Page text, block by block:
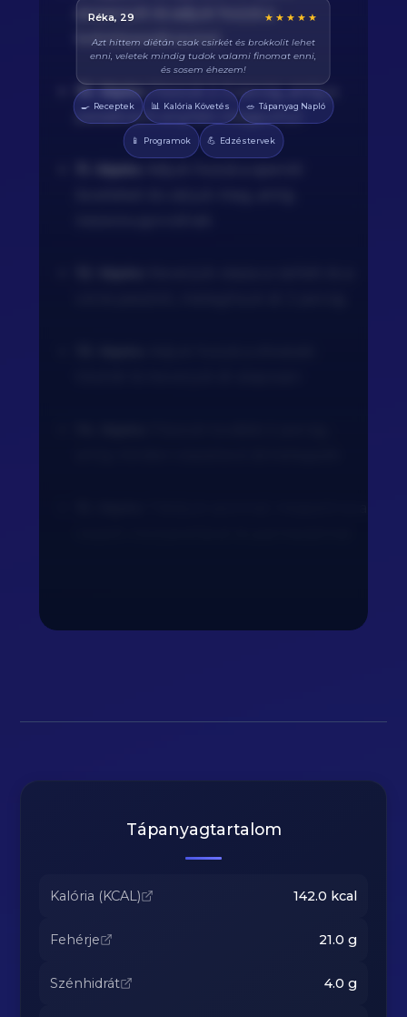
serpenyőt és adjuk hozzá a
koktélparadicsomot.
10. lépés: Főzzük 2-3 percig, amíg a
paradicsom enyhén megpuhul.
Balázs, 38 ★★★★★
Végre tudom pontosan mennyi fehérjét eszem
naponta. A kaloriaszámláló sokat segít, előtte
össze-vissza zabáltam...
🍳 Receptek 📊 Kalória Követés 🥗 Tápanyag Napló
📱 Programok 💪 Edzéstervek
Tápanyagtartalom
Kalória (KCAL) 142.0 kcal
Fehérje 21.0 g
Szénhidrát 4.0 g